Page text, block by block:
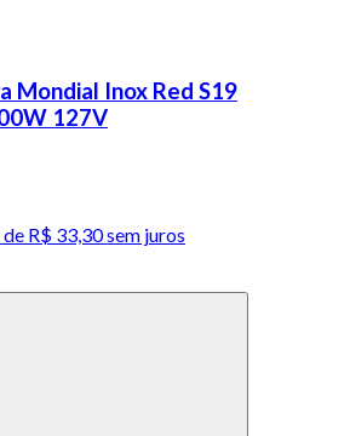
Mondial Inox Red S19
127V
de R$ 33,30 sem juros